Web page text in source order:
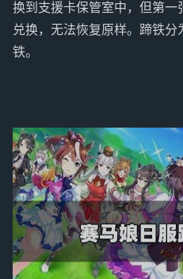
换到支援卡保管室中，但第
兑换，无法恢复原样。蹄铁
铁。